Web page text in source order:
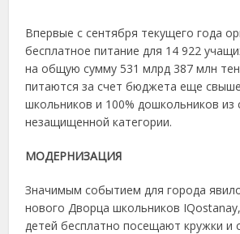
Впервые с сентября текущего года
бесплатное питание для 14 922
на общую сумму 531 млрд 387 млн
питаются за счет бюджета еще
школьников и 100% дошкольников из
незащищенной категории.
МОДЕРНИЗАЦИЯ
Значимым событием для города
нового Дворца школьников
детей бесплатно посещают кружки и